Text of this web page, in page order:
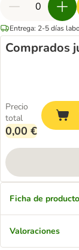
Entrega: 2-5 días
Comprados
Precio
total
0,00 €
Ficha de producto
Valoraciones